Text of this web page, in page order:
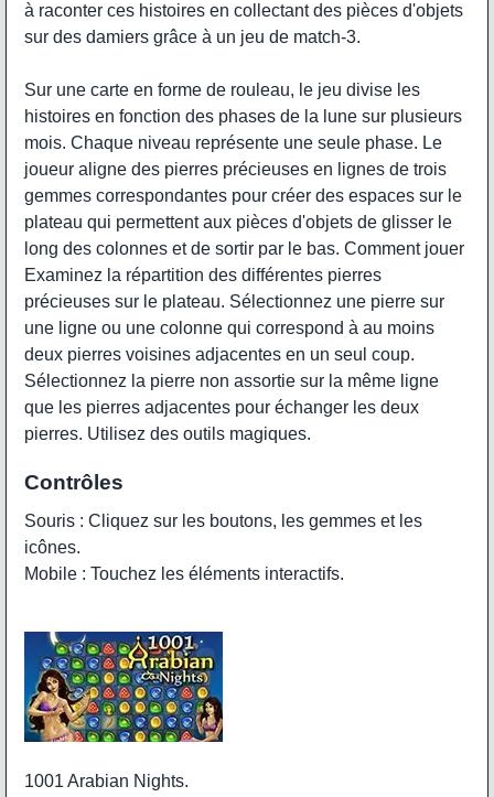
à raconter ces histoires en collectant des pièces d'objets
sur des damiers grâce à un jeu de match-3.
Sur une carte en forme de rouleau, le jeu divise les
histoires en fonction des phases de la lune sur plusieurs
mois. Chaque niveau représente une seule phase. Le
joueur aligne des pierres précieuses en lignes de trois
gemmes correspondantes pour créer des espaces sur le
plateau qui permettent aux pièces d'objets de glisser le
long des colonnes et de sortir par le bas. Comment jouer
Examinez la répartition des différentes pierres
précieuses sur le plateau. Sélectionnez une pierre sur
une ligne ou une colonne qui correspond à au moins
deux pierres voisines adjacentes en un seul coup.
Sélectionnez la pierre non assortie sur la même ligne
que les pierres adjacentes pour échanger les deux
pierres. Utilisez des outils magiques.
Contrôles
Souris : Cliquez sur les boutons, les gemmes et les
icônes.
Mobile : Touchez les éléments interactifs.
1001 Arabian Nights.